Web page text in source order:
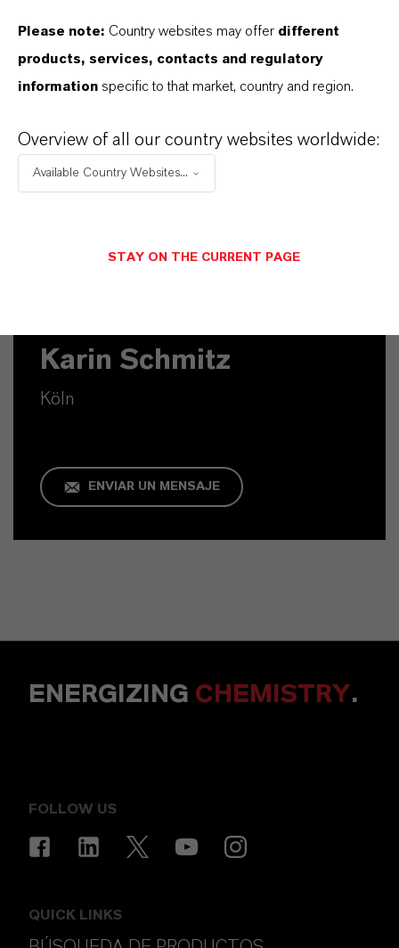
Karin Schmitz
Köln
ENVIAR UN MENSAJE
ENERGIZING CHEMISTRY.
FOLLOW US
QUICK LINKS
Please note: Country websites may offer different
products, services, contacts and regulatory
information specific to that market, country and region.
Overview of all our country websites worldwide:
Available Country Websites...
STAY ON THE CURRENT PAGE